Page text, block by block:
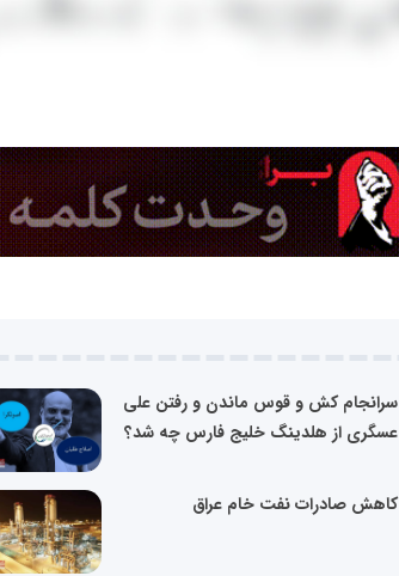
سرانجام کش و قوس ماندن و رفتن علی
عسگری از هلدینگ خلیج فارس چه شد؟
کاهش صادرات نفت خام عراق